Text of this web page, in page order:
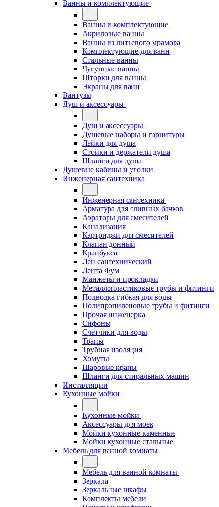
Ванны и комплектующие
Ванны и комплектующие
Акриловые ванны
Ванны из литьевого мрамора
Комплектующие для ванн
Стальные ванны
Чугунные ванны
Шторки для ванны
Экраны для ванн
Вантузы
Душ и аксессуары
Душ и аксессуары
Душевые наборы и гарнитуры
Лейки для душа
Стойки и держатели душа
Шланги для душа
Душевые кабины и уголки
Инженерная сантехника
Инженерная сантехника
Арматура для сливных бачков
Аэраторы для смесителей
Канализация
Картриджи для смесителей
Клапан донный
Кранбукса
Лен сантехнический
Лента Фум
Манжеты и прокладки
Металлопластиковые трубы и фитинги
Подводка гибкая для воды
Полипропиленовые трубы и фитинги
Прочая инженерка
Сифоны
Счетчики для воды
Трапы
Трубная изоляция
Хомуты
Шаровые краны
Шланги для стиральных машин
Инсталляции
Кухонные мойки
Кухонные мойки
Аксессуары для моек
Мойки кухонные каменные
Мойки кухонные стальные
Мебель для ванной комнаты
Мебель для ванной комнаты
Зеркала
Зеркальные шкафы
Комплекты мебели